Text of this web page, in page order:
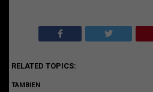
RELATED TOPICS:
TAMBIEN